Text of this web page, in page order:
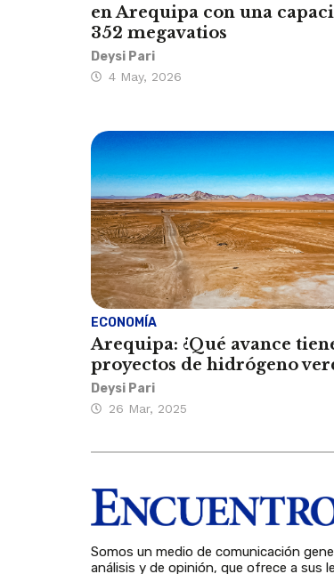
en Arequipa con una
352 megavatios
Deysi Pari
4 May, 2026
ECONOMÍA
Arequipa: ¿Qué avance
proyectos de hidrógeno
Deysi Pari
26 Mar, 2025
Somos un medio de comunicación
análisis y de opinión, que ofrece a sus